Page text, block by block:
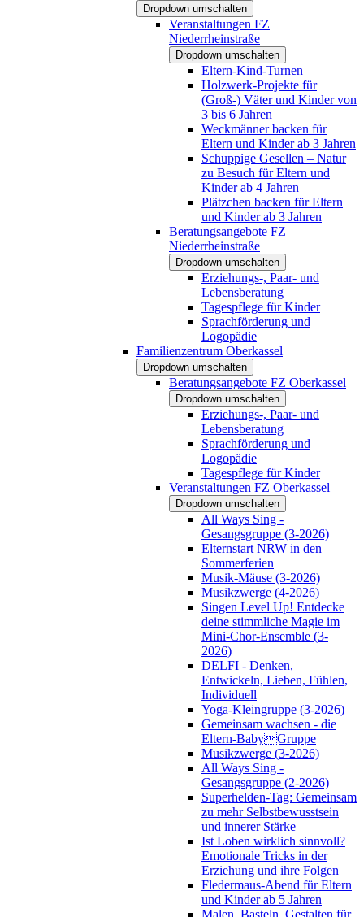
Dropdown umschalten
Veranstaltungen FZ
Niederrheinstraße
Dropdown umschalten
Eltern-Kind-Turnen
Holzwerk-Projekte für
(Groß-) Väter und Kinder von
3 bis 6 Jahren
Weckmänner backen für
Eltern und Kinder ab 3 Jahren
Schuppige Gesellen – Natur
zu Besuch für Eltern und
Kinder ab 4 Jahren
Plätzchen backen für Eltern
und Kinder ab 3 Jahren
Beratungsangebote FZ
Niederrheinstraße
Dropdown umschalten
Erziehungs-, Paar- und
Lebensberatung
Tagespflege für Kinder
Sprachförderung und
Logopädie
Familienzentrum Oberkassel
Dropdown umschalten
Beratungsangebote FZ Oberkassel
Dropdown umschalten
Erziehungs-, Paar- und
Lebensberatung
Sprachförderung und
Logopädie
Tagespflege für Kinder
Veranstaltungen FZ Oberkassel
Dropdown umschalten
All Ways Sing -
Gesangsgruppe (3-2026)
Elternstart NRW in den
Sommerferien
Musik-Mäuse (3-2026)
Musikzwerge (4-2026)
Singen Level Up! Entdecke
deine stimmliche Magie im
Mini-Chor-Ensemble (3-
2026)
DELFI - Denken,
Entwickeln, Lieben, Fühlen,
Individuell
Yoga-Kleingruppe (3-2026)
Gemeinsam wachsen - die
Eltern-BabyGruppe
Musikzwerge (3-2026)
All Ways Sing -
Gesangsgruppe (2-2026)
Superhelden-Tag: Gemeinsam
zu mehr Selbstbewusstsein
und innerer Stärke
Ist Loben wirklich sinnvoll?
Emotionale Tricks in der
Erziehung und ihre Folgen
Fledermaus-Abend für Eltern
und Kinder ab 5 Jahren
Malen, Basteln, Gestalten für